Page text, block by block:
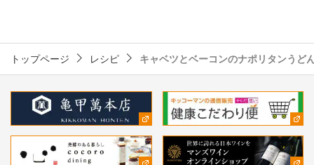
トップページ レシピ キャベツとベーコンのナポリタンうど